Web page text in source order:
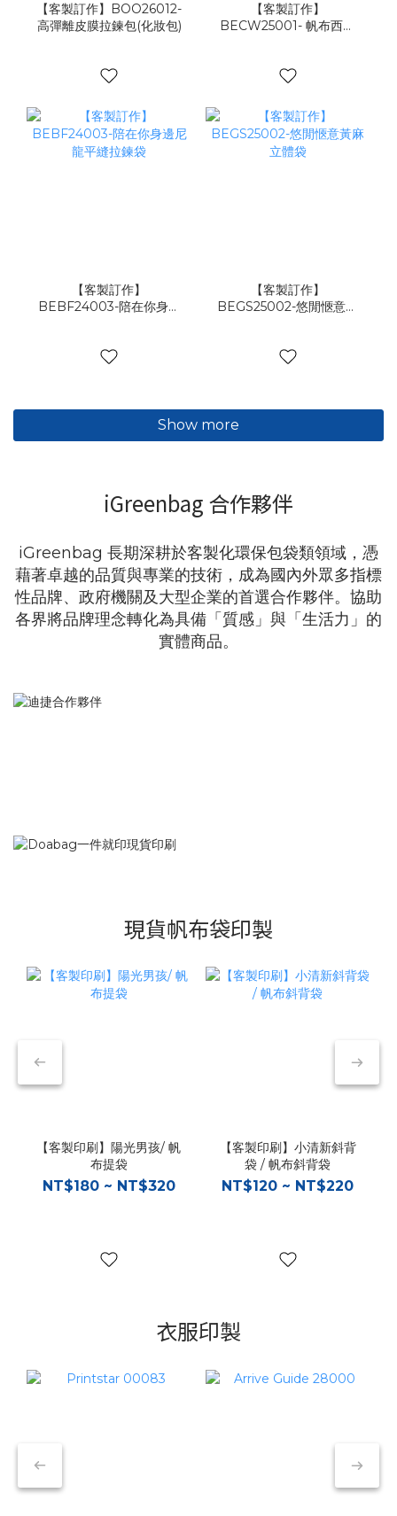
【客製訂作】BOO26012-
高彈離皮膜拉鍊包(化妝包)
【客製訂作】
BECW25001- 帆布西裝
【客製訂作】
BEBF24003-陪在你身邊
【客製訂作】
BEGS25002-悠閒愜意黃
Show more
iGreenbag 合作夥伴
iGreenbag 長期深耕於客製化環保包袋類領域，憑
藉著卓越的品質與專業的技術，成為國內外眾多指標
性品牌、政府機關及大型企業的首選合作夥伴。協助
各界將品牌理念轉化為具備「質感」與「生活力」的
實體商品。
現貨帆布袋印製
【客製印刷】陽光男孩/ 帆
布提袋
NT$180 ~ NT$320
【客製印刷】小清新斜背
袋 / 帆布斜背袋
NT$120 ~ NT$220
衣服印製